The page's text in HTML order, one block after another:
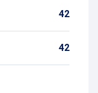
42
42